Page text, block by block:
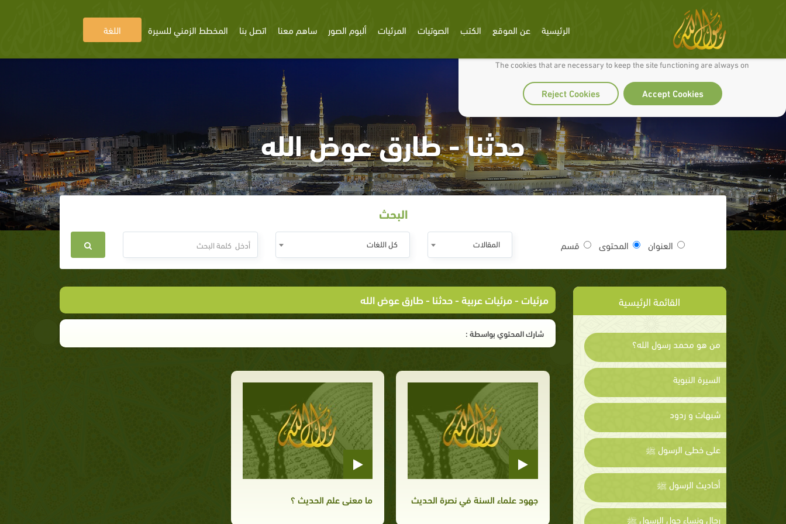
We use cookies to make our site work well for you and so we can continually improve it.
The cookies that are necessary to keep the site functioning are always on
Accept Cookies
Reject Cookies
الرئيسية عن الموقع الكتب الصوتيات المرئيات ألبوم الصور ساهم معنا اتصل بنا المخطط الزمني للسيرة اللغة
حدثنا - طارق عوض الله
البحث
العنوان المحتوى قسم المقالات كل اللغات
القائمة الرئيسية
من هو محمد رسول الله؟
السيرة النبوية
شبهات و ردود
على خطى الرسول ﷺ
أحاديث الرسول ﷺ
رجال ونساء حول الرسول ﷺ
مرئيات -مرئيات عربية- حدثنا - طارق عوض الله
شارك المحتوي بواسطة :
جهود علماء السنة في نصرة الحديث ما معنى علم الحديث ؟